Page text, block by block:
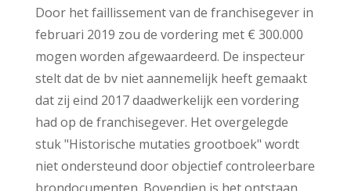
Door het faillissement van de franchisegever in
februari 2019 zou de vordering met € 300.000
mogen worden afgewaardeerd. De inspecteur
stelt dat de bv niet aannemelijk heeft gemaakt
dat zij eind 2017 daadwerkelijk een vordering
had op de franchisegever. Het overgelegde
stuk "Historische mutaties grootboek" wordt
niet ondersteund door objectief controleerbare